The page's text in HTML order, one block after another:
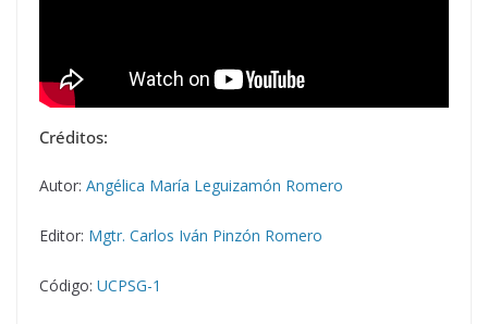
Créditos:
Autor: Angélica María Leguizamón Romero
Editor: Mgtr. Carlos Iván Pinzón Romero
Código: UCPSG-1